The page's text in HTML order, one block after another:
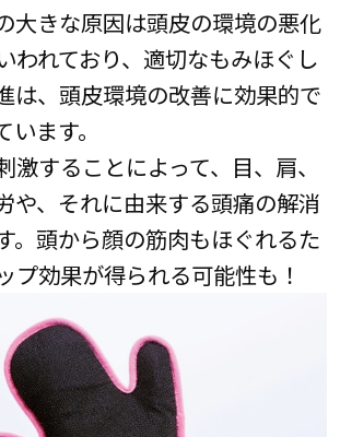
大きな原因は頭皮の環境の悪化
われており、適切なもみほぐし
は、頭皮環境の改善に効果的で
ます。
激することによって、目、肩、
や、それに由来する頭痛の解消
。頭から顔の筋肉もほぐれるた
プ効果が得られる可能性も！